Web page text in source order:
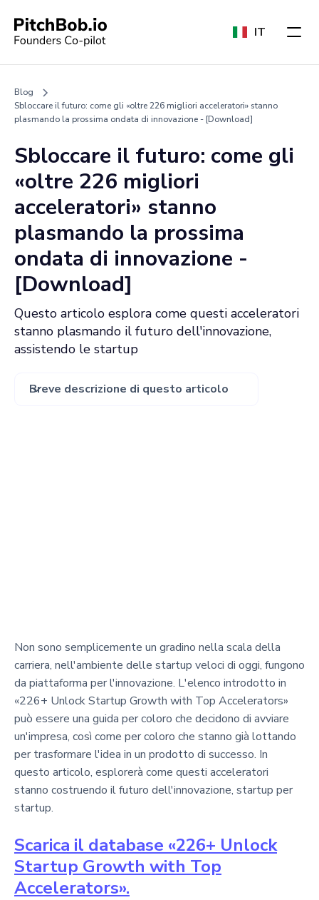
IT
Blog
Sbloccare il futuro: come gli «oltre 226 migliori acceleratori» stanno
plasmando la prossima ondata di innovazione - [Download]
Sbloccare il futuro: come gli
«oltre 226 migliori
acceleratori» stanno
plasmando la prossima
ondata di innovazione -
[Download]
Questo articolo esplora come questi acceleratori
stanno plasmando il futuro dell'innovazione,
assistendo le startup
Breve descrizione di questo articolo
Non sono semplicemente un gradino nella scala della
carriera, nell'ambiente delle startup veloci di oggi, fungono
da piattaforma per l'innovazione. L'elenco introdotto in
«226+ Unlock Startup Growth with Top Accelerators»
può essere una guida per coloro che decidono di avviare
un'impresa, così come per coloro che stanno già lottando
per trasformare l'idea in un prodotto di successo. In
questo articolo, esplorerà come questi acceleratori
stanno costruendo il futuro dell'innovazione, startup per
startup.
Scarica il database «226+ Unlock
Startup Growth with Top
Accelerators».